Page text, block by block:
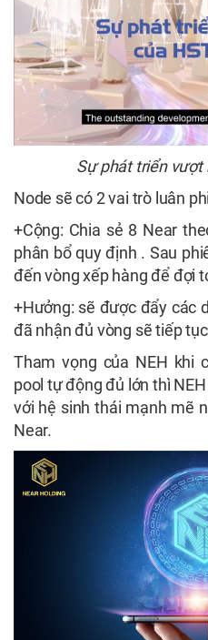
Sự phát triển vượt
Node sẽ có 2 vai trò luân
+Cộng: Chia sẻ 8 Near
phân bổ quy định . Sau
đến vòng xếp hàng để đợi
+Hưởng: sẽ được đẩy các
đã nhận đủ vòng sẽ tiếp
Tham vọng của NEH khi
pool tự động đủ lớn thì
với hệ sinh thái mạnh mẽ
Near.